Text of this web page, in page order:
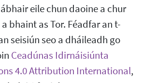
eile chun daoine a chur
bhaint as Tor. Féadfar an t-
seisiún seo a dháileadh go
Ceadúnas Idirnáisiúnta
4.0 Attribution International,